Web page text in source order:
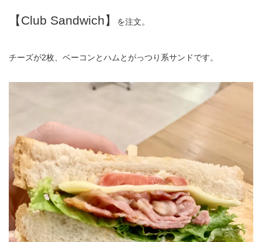
【Club Sandwich】 を注文。
チーズが2枚、ベーコンとハムとがっつり系サンドです。